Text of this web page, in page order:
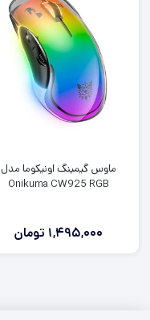
ماوس گیمینگ اونیکوما مدل
Onikuma CW925 RGB
1,495,000 تومان